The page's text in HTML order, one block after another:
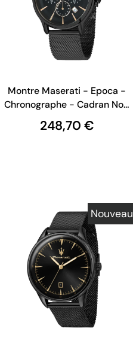
Montre Maserati - Epoca -
Chronographe - Cadran Noir
Maille Milanaise Noire -
R8873618013
248,70 €
Nouveau